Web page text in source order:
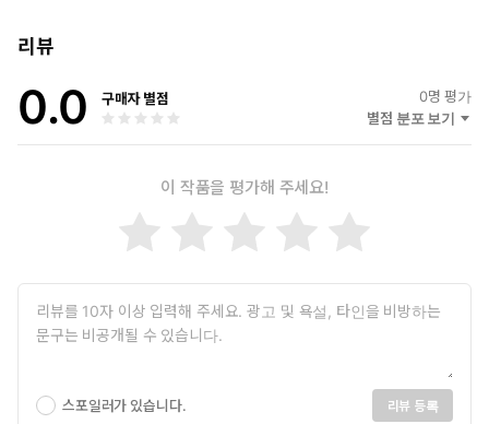
리뷰
0.0 구매자 별점 0명 평가
별점 분포 보기
이 작품을 평가해 주세요!
스포일러가 있습니다. 리뷰 등록